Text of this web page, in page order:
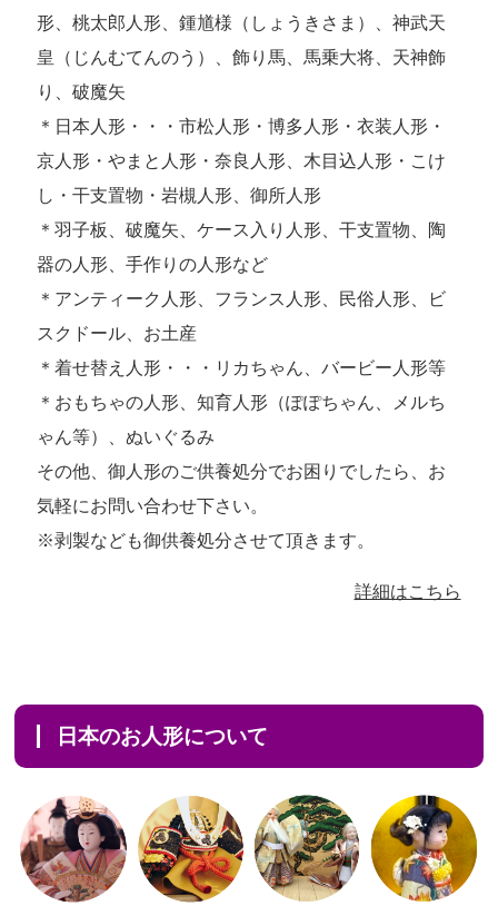
形、桃太郎人形、鍾馗様（しょうきさま）、神武天
皇（じんむてんのう）、飾り馬、馬乗大将、天神飾
り、破魔矢
＊日本人形・・・市松人形・博多人形・衣装人形・
京人形・やまと人形・奈良人形、木目込人形・こけ
し・干支置物・岩槻人形、御所人形
＊羽子板、破魔矢、ケース入り人形、干支置物、陶
器の人形、手作りの人形など
＊アンティーク人形、フランス人形、民俗人形、ビ
スクドール、お土産
＊着せ替え人形・・・リカちゃん、バービー人形等
＊おもちゃの人形、知育人形（ぽぽちゃん、メルち
ゃん等）、ぬいぐるみ
その他、御人形のご供養処分でお困りでしたら、お
気軽にお問い合わせ下さい。
※剥製なども御供養処分させて頂きます。
詳細はこちら
日本のお人形について